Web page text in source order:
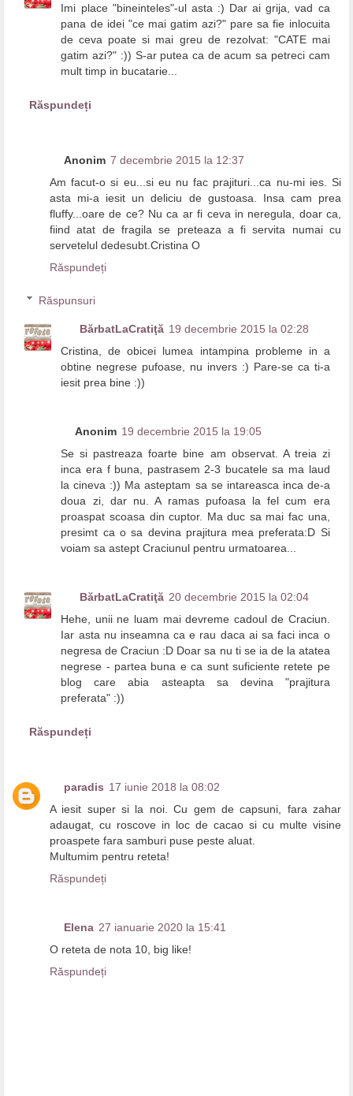
Imi place "bineinteles"-ul asta :) Dar ai grija, vad ca
pana de idei "ce mai gatim azi?" pare sa fie inlocuita
de ceva poate si mai greu de rezolvat: "CATE mai
gatim azi?" :)) S-ar putea ca de acum sa petreci cam
mult timp in bucatarie...
Răspundeți
Anonim 7 decembrie 2015 la 12:37
Am facut-o si eu...si eu nu fac prajituri...ca nu-mi ies. Si
asta mi-a iesit un deliciu de gustoasa. Insa cam prea
fluffy...oare de ce? Nu ca ar fi ceva in neregula, doar ca,
fiind atat de fragila se preteaza a fi servita numai cu
servetelul dedesubt.Cristina O
Răspundeți
Răspunsuri
BărbatLaCratiţă 19 decembrie 2015 la 02:28
Cristina, de obicei lumea intampina probleme in a
obtine negrese pufoase, nu invers :) Pare-se ca ti-a
iesit prea bine :))
Anonim 19 decembrie 2015 la 19:05
Se si pastreaza foarte bine am observat. A treia zi
inca era f buna, pastrasem 2-3 bucatele sa ma laud
la cineva :)) Ma asteptam sa se intareasca inca de-a
doua zi, dar nu. A ramas pufoasa la fel cum era
proaspat scoasa din cuptor. Ma duc sa mai fac una,
presimt ca o sa devina prajitura mea preferata:D Si
voiam sa astept Craciunul pentru urmatoarea...
BărbatLaCratiţă 20 decembrie 2015 la 02:04
Hehe, unii ne luam mai devreme cadoul de Craciun.
Iar asta nu inseamna ca e rau daca ai sa faci inca o
negresa de Craciun :D Doar sa nu ti se ia de la atatea
negrese - partea buna e ca sunt suficiente retete pe
blog care abia asteapta sa devina "prajitura
preferata" :))
Răspundeți
paradis 17 iunie 2018 la 08:02
A iesit super si la noi. Cu gem de capsuni, fara zahar
adaugat, cu roscove in loc de cacao si cu multe visine
proaspete fara samburi puse peste aluat.
Multumim pentru reteta!
Răspundeți
Elena 27 ianuarie 2020 la 15:41
O reteta de nota 10, big like!
Răspundeți